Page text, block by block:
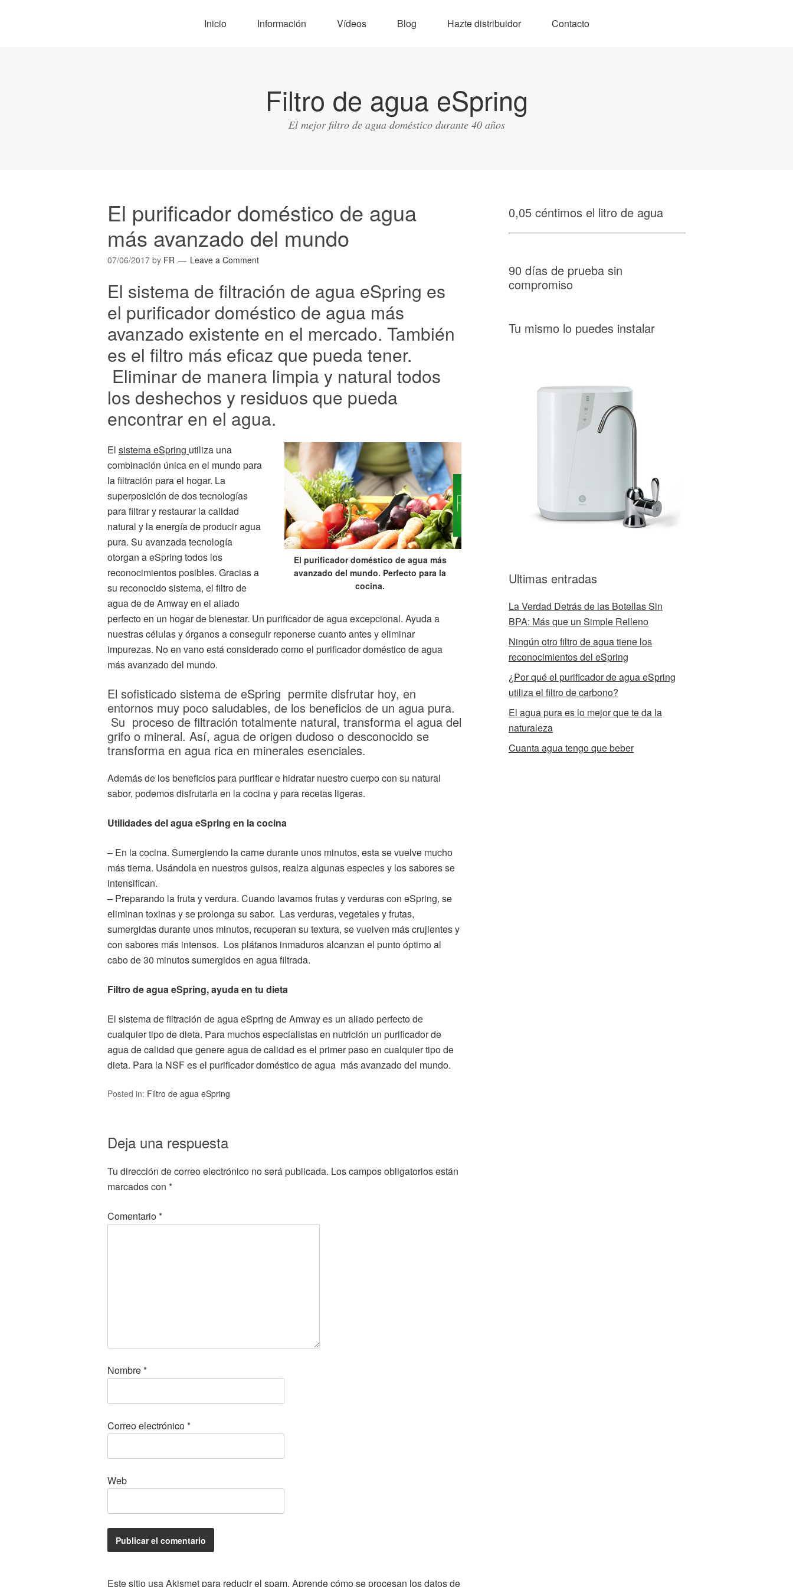
Inicio Información Vídeos Blog Hazte distribuidor Contacto
Filtro de agua eSpring
El mejor filtro de agua doméstico durante 40 años
El purificador doméstico de agua
más avanzado del mundo
07/06/2017 by FR Leave a Comment
El sistema de filtración de agua eSpring es
el purificador doméstico de agua más
avanzado existente en el mercado. También
es el filtro más eficaz que pueda tener.
Eliminar de manera limpia y natural todos
los deshechos y residuos que pueda
encontrar en el agua.
El purificador doméstico de agua más
avanzado del mundo. Perfecto para la
cocina.
El sistema eSpring utiliza una
combinación única en el mundo para
la filtración para el hogar. La
superposición de dos tecnologías
para filtrar y restaurar la calidad
natural y la energía de producir agua
pura. Su avanzada tecnología
otorgan a eSpring todos los
reconocimientos posibles. Gracias a
su reconocido sistema, el filtro de
agua de de Amway en el aliado
perfecto en un hogar de bienestar. Un purificador de agua excepcional. Ayuda a
nuestras células y órganos a conseguir reponerse cuanto antes y eliminar
impurezas. No en vano está considerado como el purificador doméstico de agua
más avanzado del mundo.
El sofisticado sistema de eSpring permite disfrutar hoy, en
entornos muy poco saludables, de los beneficios de un agua pura.
Su proceso de filtración totalmente natural, transforma el agua del
grifo o mineral. Así, agua de origen dudoso o desconocido se
transforma en agua rica en minerales esenciales.
Además de los beneficios para purificar e hidratar nuestro cuerpo con su natural
sabor, podemos disfrutarla en la cocina y para recetas ligeras.
Utilidades del agua eSpring en la cocina
– En la cocina. Sumergiendo la carne durante unos minutos, esta se vuelve mucho
más tierna. Usándola en nuestros guisos, realza algunas especies y los sabores se
intensifican.
– Preparando la fruta y verdura. Cuando lavamos frutas y verduras con eSpring, se
eliminan toxinas y se prolonga su sabor. Las verduras, vegetales y frutas,
sumergidas durante unos minutos, recuperan su textura, se vuelven más crujientes y
con sabores más intensos. Los plátanos inmaduros alcanzan el punto óptimo al
cabo de 30 minutos sumergidos en agua filtrada.
Filtro de agua eSpring, ayuda en tu dieta
El sistema de filtración de agua eSpring de Amway es un aliado perfecto de
cualquier tipo de dieta. Para muchos especialistas en nutrición un purificador de
agua de calidad que genere agua de calidad es el primer paso en cualquier tipo de
dieta. Para la NSF es el purificador doméstico de agua más avanzado del mundo.
Posted in: Filtro de agua eSpring
Deja una respuesta
Tu dirección de correo electrónico no será publicada. Los campos obligatorios están
marcados con *
Comentario*
Nombre*
Correo electrónico*
Web
Este sitio usa Akismet para reducir el spam. Aprende cómo se procesan los datos de
0,05 céntimos el litro de agua
90 días de prueba sin
compromiso
Tu mismo lo puedes instalar
Ultimas entradas
La Verdad Detrás de las Botellas Sin
BPA: Más que un Simple Relleno
Ningún otro filtro de agua tiene los
reconocimientos del eSpring
¿Por qué el purificador de agua eSpring
utiliza el filtro de carbono?
El agua pura es lo mejor que te da la
naturaleza
Cuanta agua tengo que beber